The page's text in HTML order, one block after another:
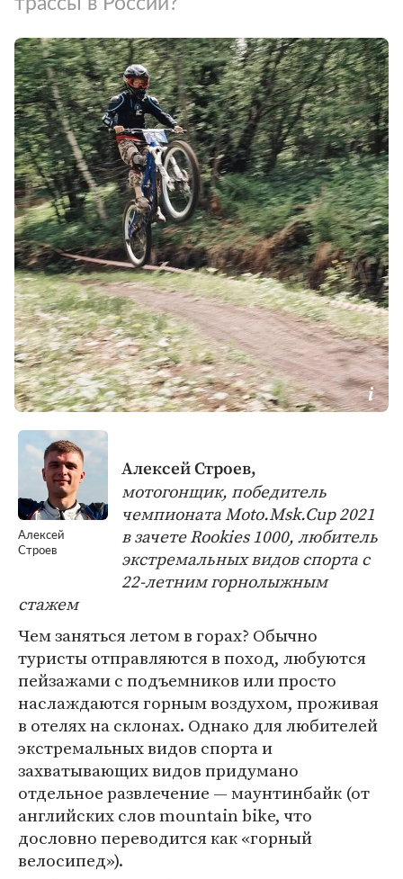
Алексей
Строев
Алексей Строев,
мотогонщик, победитель
чемпионата Moto.Msk.Cup 2021
в зачете Rookies 1000, любитель
экстремальных видов спорта с
22-летним горнолыжным
стажем
Чем заняться летом в горах? Обычно
туристы отправляются в поход, любуются
пейзажами с подъемников или просто
наслаждаются горным воздухом, проживая
в отелях на склонах. Однако для любителей
экстремальных видов спорта и
захватывающих видов придумано
отдельное развлечение — маунтинбайк (от
английских слов mountain bike, что
дословно переводится как «горный
велосипед»).